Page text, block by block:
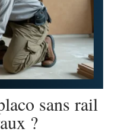
sans rail
?